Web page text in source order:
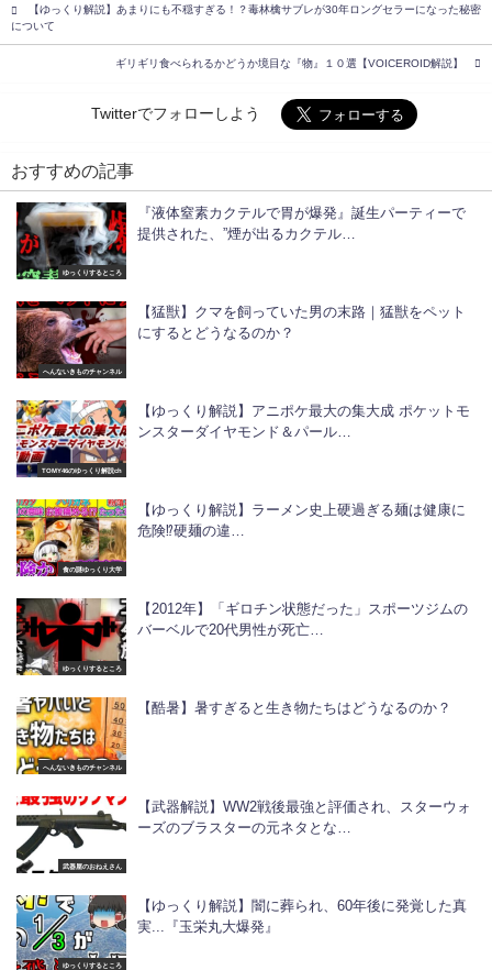
【ゆっくり解説】あまりにも不穏すぎる！？毒林檎サブレが30年ロングセラーになった秘密
について
ギリギリ食べられるかどうか境目な『物』１０選【VOICEROID解説】
Twitterでフォローしよう
おすすめの記事
ゆっくりするところ
『液体窒素カクテルで胃が爆発』誕生パーティーで
提供された、”煙が出るカクテル…
へんないきものチャンネル
【猛獣】クマを飼っていた男の末路｜猛獣をペット
にするとどうなるのか？
TOMY46のゆっくり解説ch
【ゆっくり解説】アニポケ最大の集大成 ポケットモ
ンスターダイヤモンド＆パール…
食の謎ゆっくり大学
【ゆっくり解説】ラーメン史上硬過ぎる麺は健康に
危険⁉︎硬麺の違…
ゆっくりするところ
【2012年】「ギロチン状態だった」スポーツジムの
バーベルで20代男性が死亡…
へんないきものチャンネル
【酷暑】暑すぎると生き物たちはどうなるのか？
武器屋のおねえさん
【武器解説】WW2戦後最強と評価され、スターウォ
ーズのブラスターの元ネタとな…
ゆっくりするところ
【ゆっくり解説】闇に葬られ、60年後に発覚した真
実...『玉栄丸大爆発』